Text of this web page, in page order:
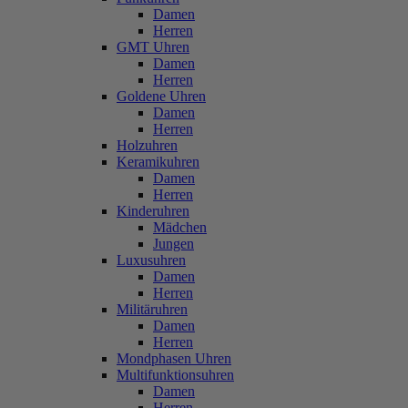
Damen
Herren
GMT Uhren
Damen
Herren
Goldene Uhren
Damen
Herren
Holzuhren
Keramikuhren
Damen
Herren
Kinderuhren
Mädchen
Jungen
Luxusuhren
Damen
Herren
Militäruhren
Damen
Herren
Mondphasen Uhren
Multifunktionsuhren
Damen